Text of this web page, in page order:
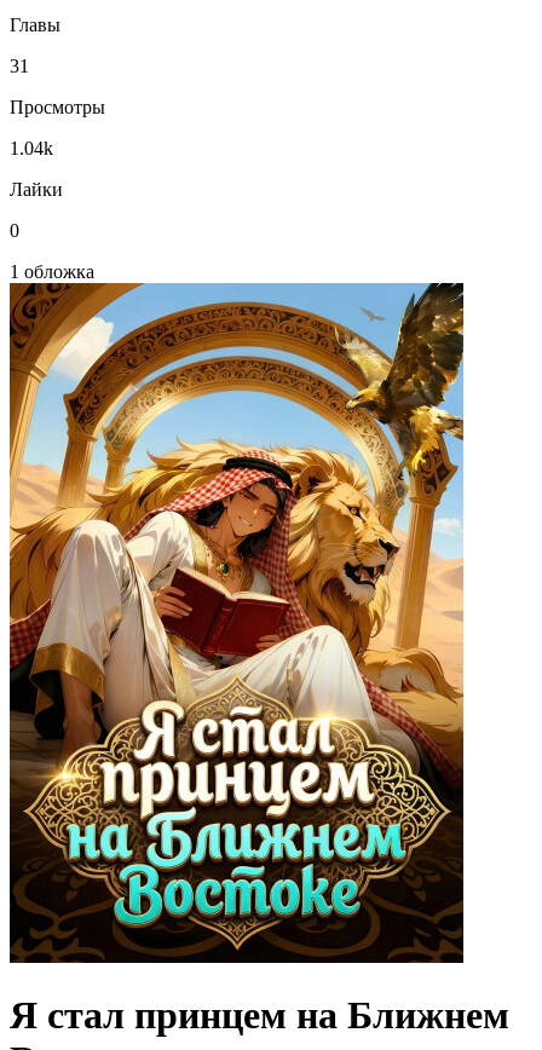
Главы
31
Просмотры
1.04k
Лайки
0
1 обложка
Я стал принцем на Ближнем